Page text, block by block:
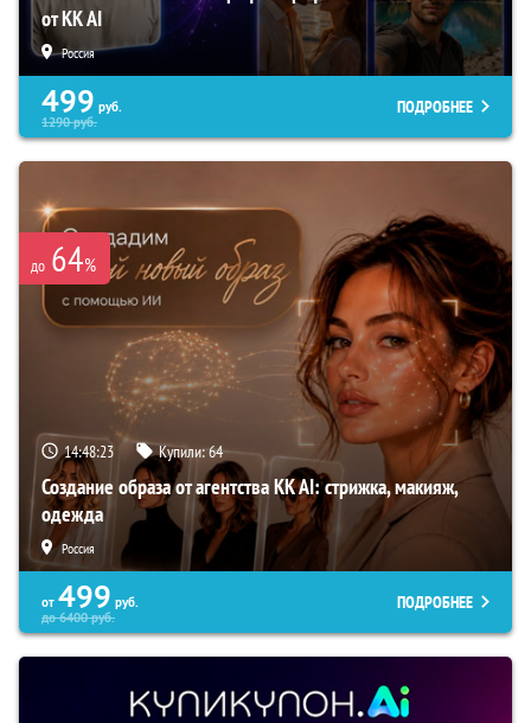
от KK AI
Россия
499 руб.
1290руб.
ПОДРОБНЕЕ
до 64%
14:48:22 Купили:64
Создание образа от агентства KK AI: стрижка, макияж,
одежда
Россия
от 499 руб.
до6400руб.
ПОДРОБНЕЕ